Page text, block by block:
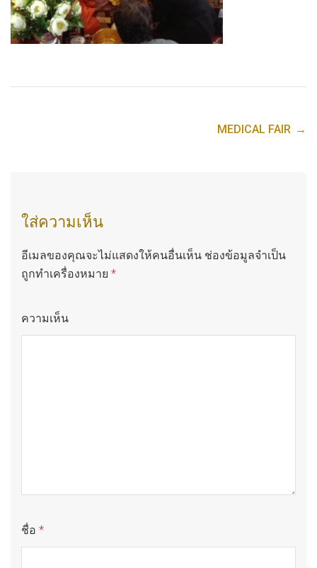
MEDICAL FAIR →
ใส่ความเห็น
อีเมลของคุณจะไม่แสดงให้คนอื่นเห็น ช่องข้อมูลจำเป็น
ถูกทำเครื่องหมาย *
ความเห็น
ชื่อ *